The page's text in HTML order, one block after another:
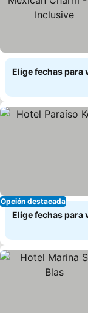
Elige fechas para
Opción destacada
Elige fechas para